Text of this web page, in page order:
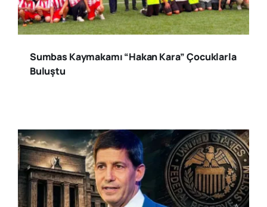
Sumbas Kaymakamı “Hakan Kara” Çocuklarla
Buluştu